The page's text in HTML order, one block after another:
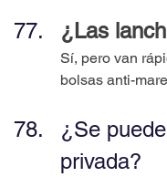
¿Las
Sí, pero van
bolsas anti-
¿Se
privada?